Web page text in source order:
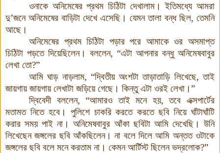
ওনাকে অনিমেষের প্রথম চিঠিটা দেখালাম। ইতিমধ্যে আমরা
দু’জনে অনিমেষের বাড়িটা দেখে এসেছি । যেমন তালা বন্ধ ছিল, তেমনি
আছে।
অনিমেষের প্রথম চিঠিটা পড়ার পরে আমাকে ওর অসমাপ্ত
চিঠিটা পড়তে দিয়েছিলেন। বললেন, “এটা আপনার বন্ধু অনিমেষবাবুর
লেখা তো?”
আমি ঘাড় নাড়লাম, “দ্বিতীয় অংশটা তাড়াতাড়ি লিখেছে, তাই
জায়গায় জায়গায় লেখাটা জড়িয়ে গেছে। কিন্তু এটা ওরই লেখা।”
দ্বিবেদী বললেন, “আমারও তাই মনে হয়, তবে এক্সপার্টের
মতামত নিতে হবে। পুলিশে চাকরি করতে করতে ছবি নিয়ে ঘাঁটাঘাঁটি
করার সময় পাই না। অনিমেষবাবুর আঁকা ছবিটা আমি দেখেছি। উনি
লিখেছেন জঙ্গলের ছবি আঁকছিলেন। না বলে দিলে আমি অন্তত ওটাকে
জঙ্গলের ছবি বলে মনে করতাম না। কেমন আর্টিস্ট ছিলেন ভদ্রলোক?”